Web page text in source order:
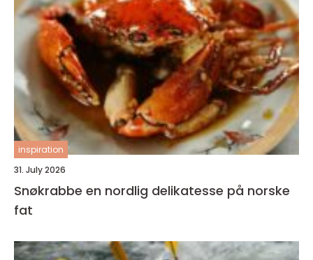
inspiration
31. July 2026
Snøkrabbe en nordlig delikatesse på norske
fat